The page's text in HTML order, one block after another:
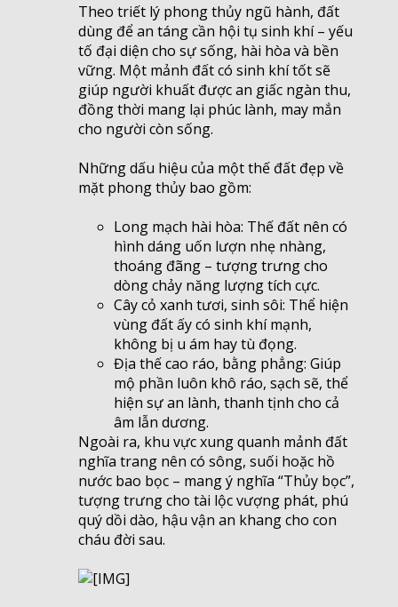
Theo triết lý phong thủy ngũ hành, đất
dùng để an táng cần hội tụ sinh khí – yếu
tố đại diện cho sự sống, hài hòa và bền
vững. Một mảnh đất có sinh khí tốt sẽ
giúp người khuất được an giấc ngàn thu,
đồng thời mang lại phúc lành, may mắn
cho người còn sống.
Những dấu hiệu của một thế đất đẹp về
mặt phong thủy bao gồm:
Long mạch hài hòa: Thế đất nên có
hình dáng uốn lượn nhẹ nhàng,
thoáng đãng – tượng trưng cho
dòng chảy năng lượng tích cực.
Cây cỏ xanh tươi, sinh sôi: Thể hiện
vùng đất ấy có sinh khí mạnh,
không bị u ám hay tù đọng.
Địa thế cao ráo, bằng phẳng: Giúp
mộ phần luôn khô ráo, sạch sẽ, thể
hiện sự an lành, thanh tịnh cho cả
âm lẫn dương.
Ngoài ra, khu vực xung quanh mảnh đất
nghĩa trang nên có sông, suối hoặc hồ
nước bao bọc – mang ý nghĩa “Thủy bọc”,
tượng trưng cho tài lộc vượng phát, phú
quý dồi dào, hậu vận an khang cho con
cháu đời sau.